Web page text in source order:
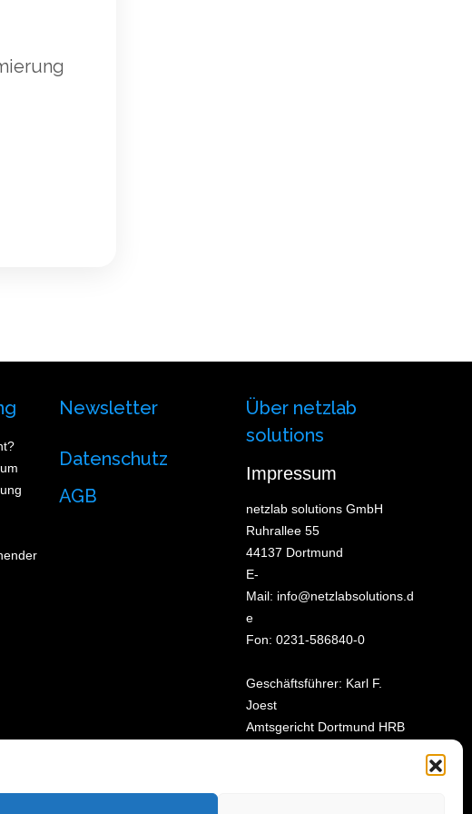
Newsletter
Datenschutz
AGB
Über netzlab
solutions
Impressum
netzlab solutions GmbH
Ruhrallee 55
44137 Dortmund
E-
Mail: info@netzlabsolutions.d
e
Fon:0231-586840-0
Geschäftsführer: Karl F.
Joest
Amtsgericht Dortmund HRB